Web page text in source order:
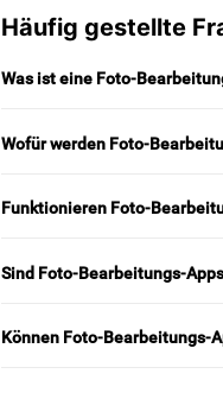
Häufig gestellte
Was ist eine Foto-
Wofür werden Foto-
Funktionieren Foto-
Sind Foto-Bearbeitungs-
Können Foto-Bearbeitungs-